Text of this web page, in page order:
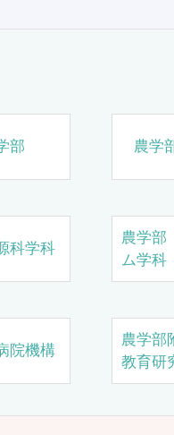
部 農学
科学科
農学
ム学科
院機構
農学部
教育研